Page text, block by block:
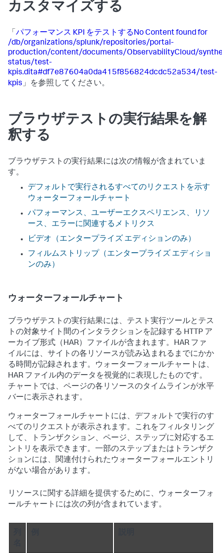
カスタマイズする
「 パフォーマンス KPI をテストするNo Content found for
/db/organizations/splunk/repositories/portal-
production/content/documents/ObservabilityCloud/
status/test-
kpis.dita#df7e87604a0da415f856824dcdc52a534/test-
kpis 」を参照してください。
ブラウザテストの実行結果を解
釈する
ブラウザテストの実行結果には次の情報が含まれていま
す。
デフォルトで実行されるすべてのリクエストを示す
ウォーターフォールチャート
パフォーマンス、ユーザーエクスペリエンス、リソ
ース、エラーに関連するメトリクス
ビデオ（エンタープライズ エディションのみ）
フィルムストリップ（エンタープライズ エディショ
ンのみ）
ウォーターフォールチャート
ブラウザテストの実行結果には、テスト実行ツールとテス
トの対象サイト間のインタラクションを記録する HTTP ア
ーカイブ形式（HAR）ファイルが含まれます。HAR ファ
イルには、サイトの各リソースが読み込まれるまでにかか
る時間が記録されます。ウォーターフォールチャートは、
HAR ファイル内のデータを視覚的に表現したものです。
チャートでは、ページの各リソースのタイムラインが水平
バーに表示されます。
ウォーターフォールチャートには、デフォルトで実行のす
べてのリクエストが表示されます。これをフィルタリング
して、トランザクション、ページ、ステップに対応するエ
ントリを表示できます。一部のステップまたはトランザク
ションには、関連付けられたウォーターフォールエントリ
がない場合があります。
リソースに関する詳細を提供するために、ウォーターフォ
ールチャートには次の列が含まれています。